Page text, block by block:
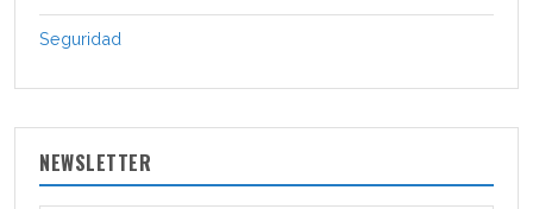
Seguridad
NEWSLETTER